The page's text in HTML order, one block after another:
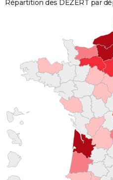
Répartition des DEZERT par